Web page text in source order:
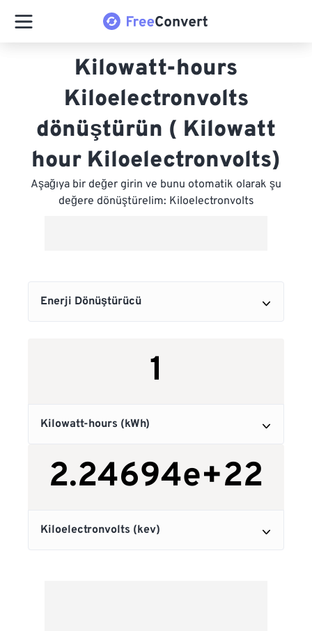
Kilowatt-hours
Kiloelectronvolts
dönüştürün ( Kilowatt
hour Kiloelectronvolts)
Aşağıya bir değer girin ve bunu otomatik olarak şu
değere dönüştürelim: Kiloelectronvolts